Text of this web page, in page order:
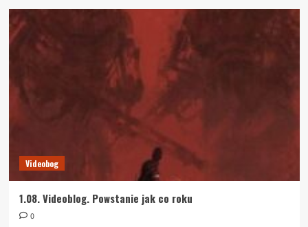
Videobog
1.08. Videoblog. Powstanie jak co roku
0